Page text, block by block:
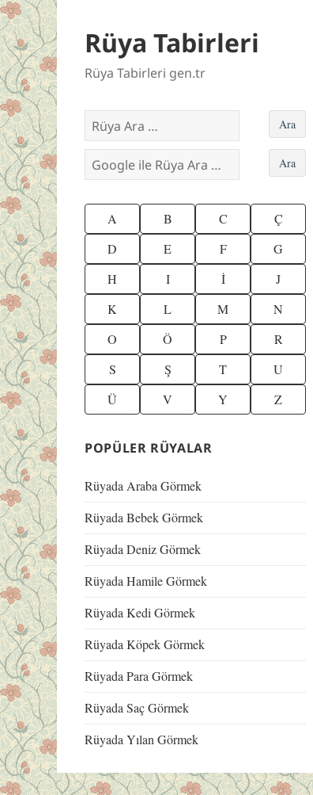
Rüya Tabirleri
Rüya Tabirleri gen.tr
A B C
Ç
D
E F
G
H
I İ
J
K
L M
N
O
Ö P
R
S
Ş T
U
Ü
V Y Z
POPÜLER RÜYALAR
Rüyada Araba Görmek
Rüyada Bebek Görmek
Rüyada Deniz Görmek
Rüyada Hamile Görmek
Rüyada Kedi Görmek
Rüyada Köpek Görmek
Rüyada Para Görmek
Rüyada Saç Görmek
Rüyada Yılan Görmek